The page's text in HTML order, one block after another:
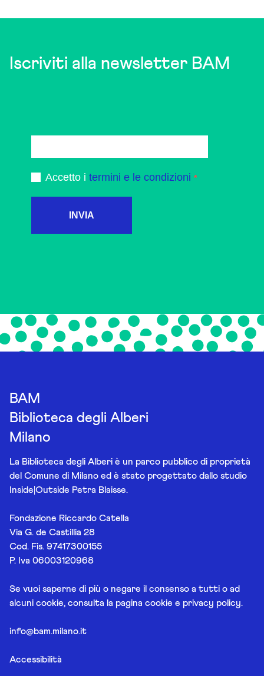
Iscriviti alla newsletter BAM
Accetto i termini e le condizioni
INVIA
BAM
Biblioteca degli Alberi
Milano
La Biblioteca degli Alberi è un parco pubblico di proprietà
del Comune di Milano ed è stato progettato dallo studio
Inside|Outside Petra Blaisse.
Fondazione Riccardo Catella
Via G. de Castillia 28
Cod. Fis. 97417300155
P. Iva 06003120968
Se vuoi saperne di più o negare il consenso a tutti o ad
alcuni cookie, consulta la pagina cookie e privacy policy.
info@bam.milano.it
Accessibilità